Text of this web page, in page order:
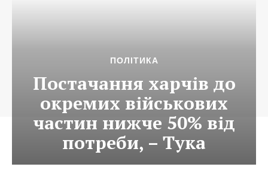
ПОЛІТИКА
Постачання харчів до
окремих військових
частин нижче 50% від
потреби, – Тука